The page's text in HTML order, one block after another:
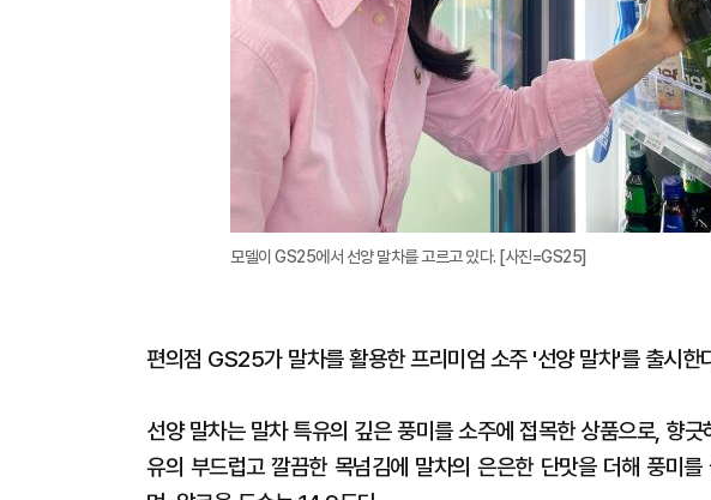
모델이 GS25에서 선양 말차를 고르고 있다. [사진=GS25]
편의점 GS25가 말차를 활용한 프리미엄 소주 '선양 말차'를 출시한
선양 말차는 말차 특유의 깊은 풍미를 소주에 접목한 상품으로, 향
유의 부드럽고 깔끔한 목넘김에 말차의 은은한 단맛을 더해 풍미